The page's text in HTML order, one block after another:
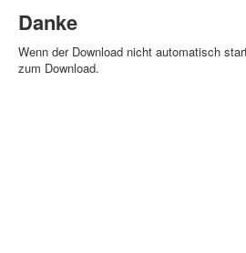
Danke
Wenn der Download nicht automatisch
zum Download.